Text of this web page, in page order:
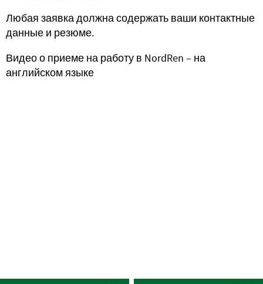
Любая заявка должна содержать ваши контактные
данные и резюме.
Видео о приеме на работу в NordRen – на
английском языке